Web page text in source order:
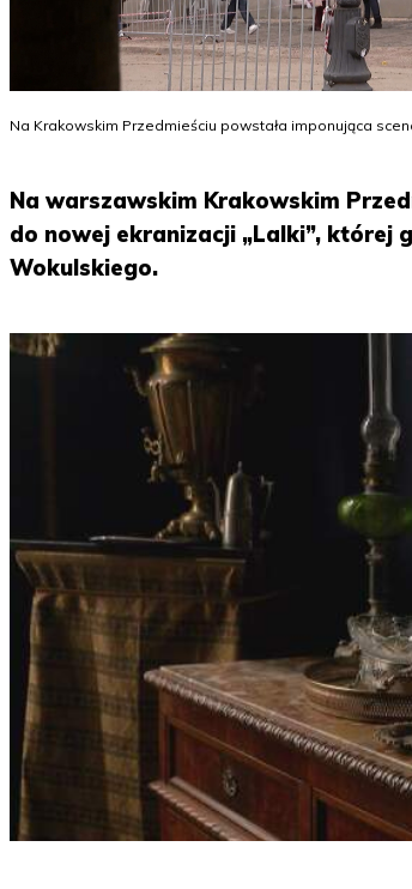
Na Krakowskim Przedmieściu powstała imponująca
Na warszawskim Krakowskim
do nowej ekranizacji „Lalki”, której
Wokulskiego.